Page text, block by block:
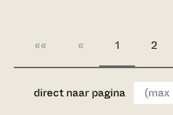
«« « 1 2
direct naar pagina